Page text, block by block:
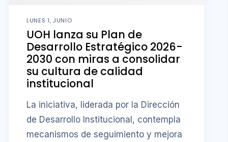
LUNES 1, JUNIO
UOH lanza su Plan de
Desarrollo Estratégico 2026-
2030 con miras a consolidar
su cultura de calidad
institucional
La iniciativa, liderada por la Dirección
de Desarrollo Institucional, contempla
mecanismos de seguimiento y mejora